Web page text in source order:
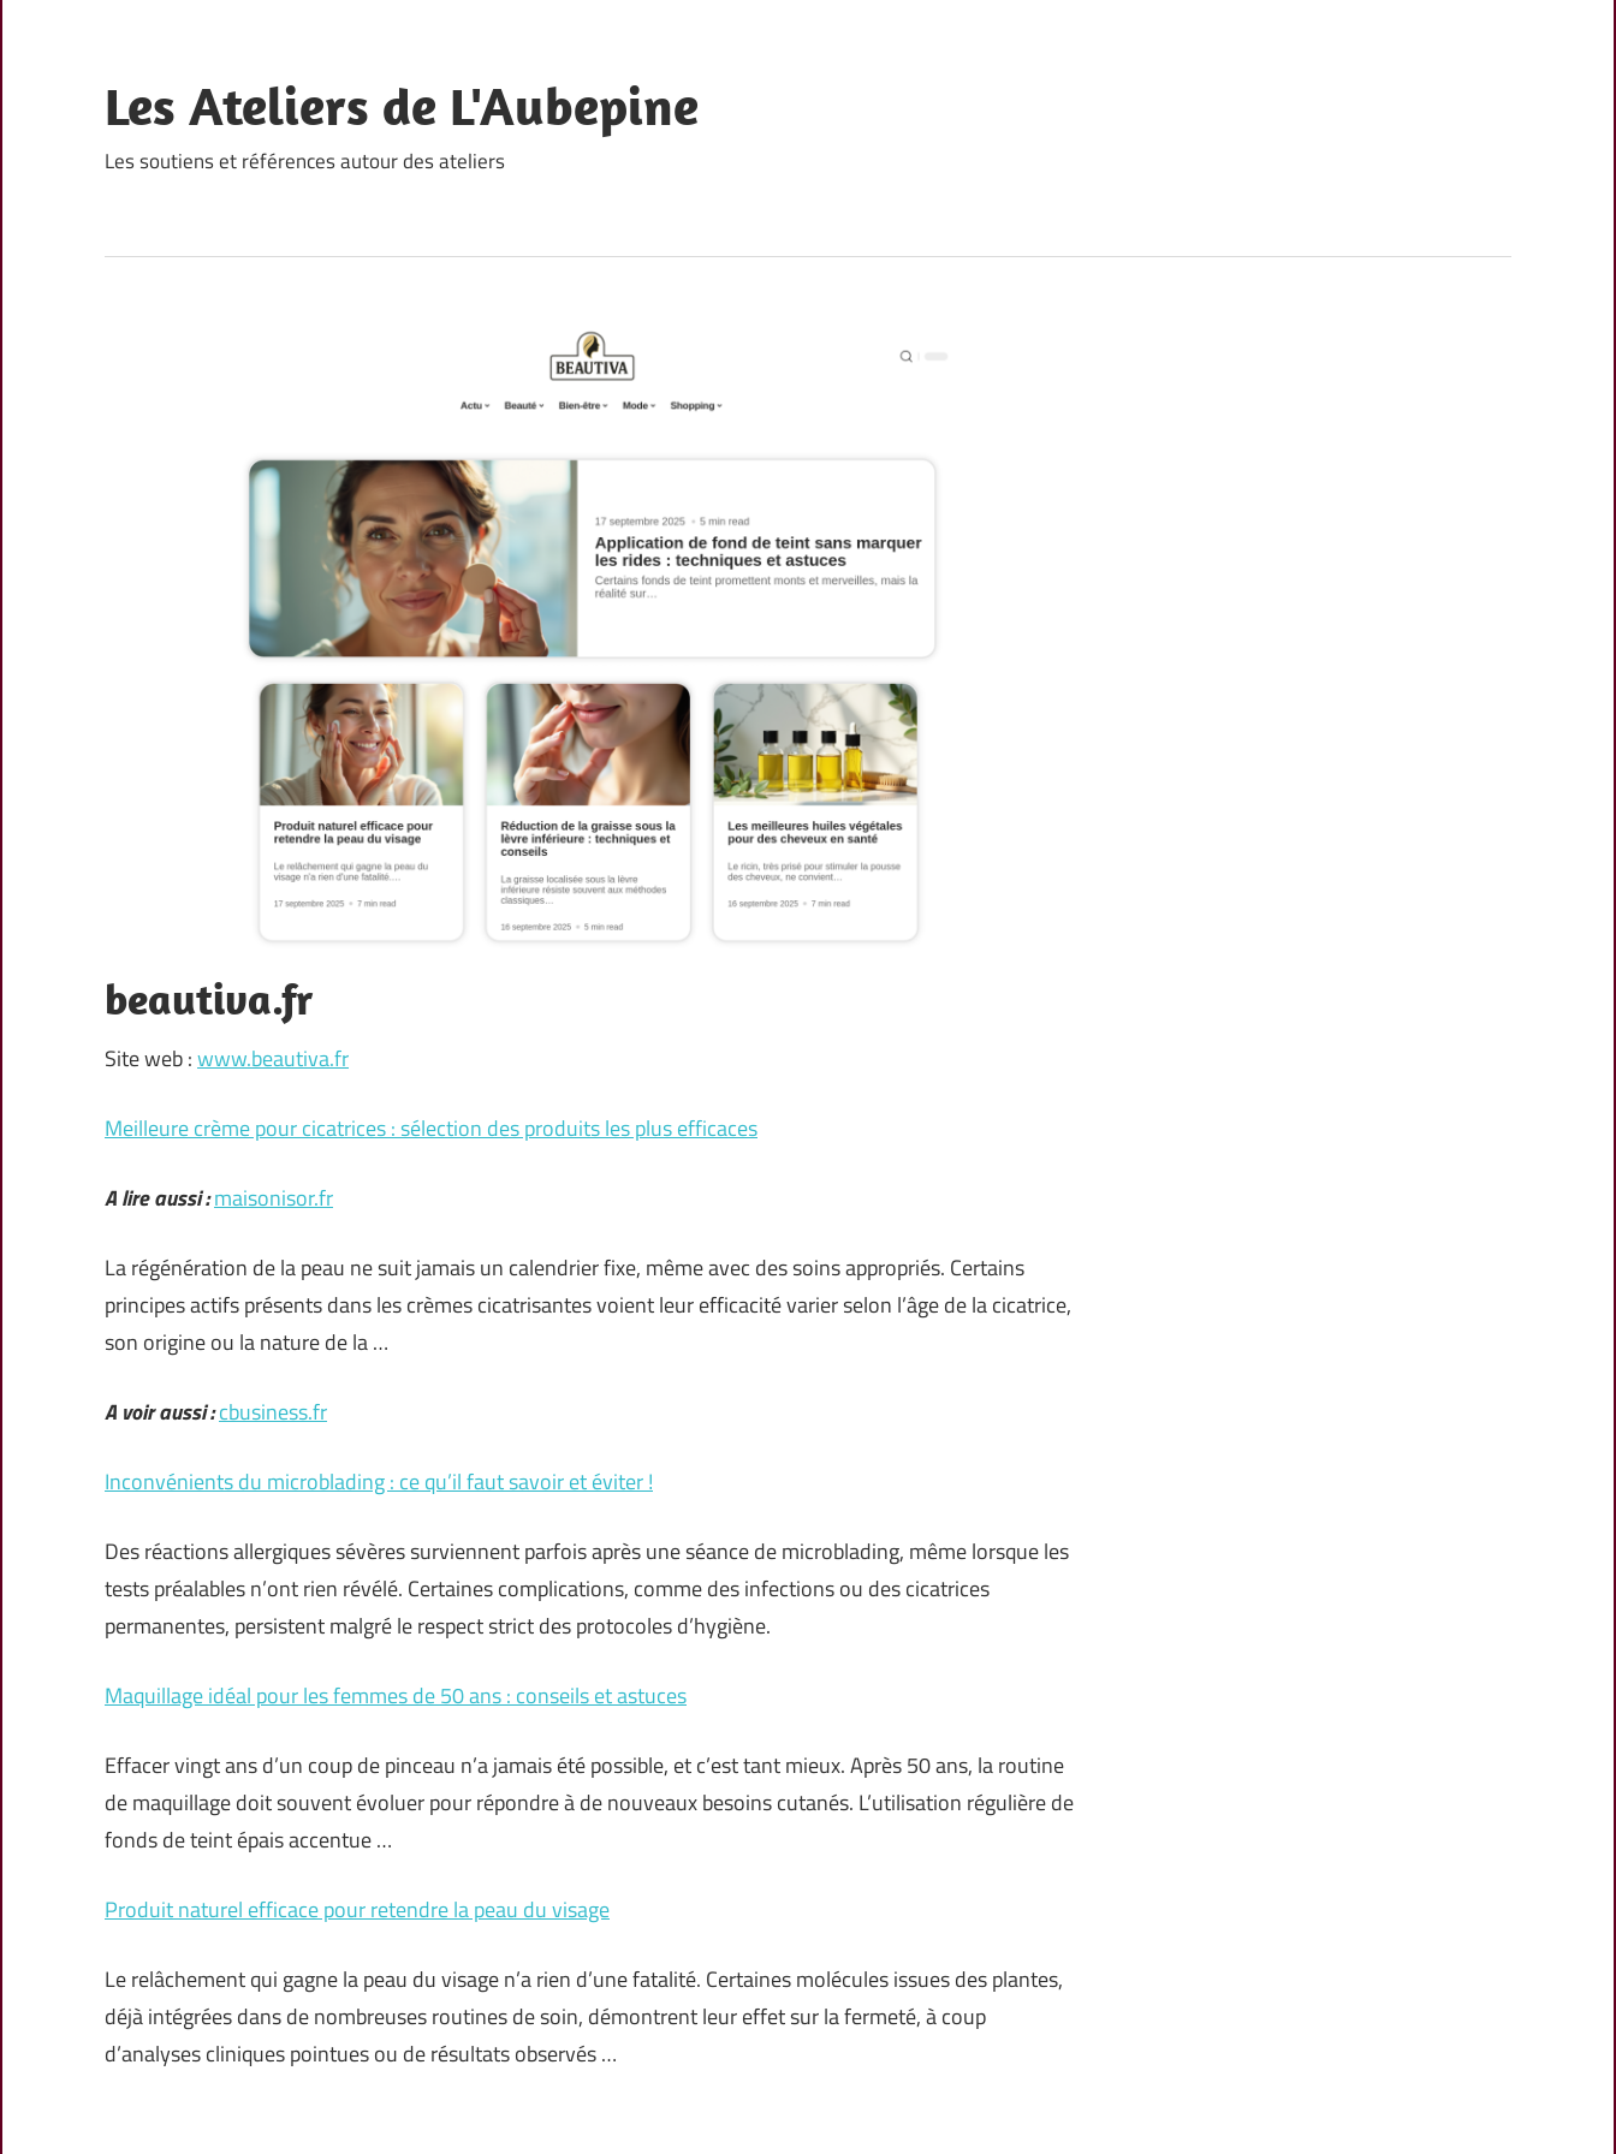
content
Les Ateliers de L'Aubepine
Les soutiens et références autour des ateliers
beautiva.fr
Site web :www.beautiva.fr
Meilleure crème pour cicatrices : sélection des produits les plus efficaces
A lire aussi :maisonisor.fr
La régénération de la peau ne suit jamais un calendrier fixe, même avec des soins appropriés. Certains
principes actifs présents dans les crèmes cicatrisantes voient leur efficacité varier selon l’âge de la cicatrice,
son origine ou la nature de la …
A voir aussi :cbusiness.fr
Inconvénients du microblading : ce qu’il faut savoir et éviter !
Des réactions allergiques sévères surviennent parfois après une séance de microblading, même lorsque les
tests préalables n’ont rien révélé. Certaines complications, comme des infections ou des cicatrices
permanentes, persistent malgré le respect strict des protocoles d’hygiène.
Maquillage idéal pour les femmes de 50 ans : conseils et astuces
Effacer vingt ans d’un coup de pinceau n’a jamais été possible, et c’est tant mieux. Après 50 ans, la routine
de maquillage doit souvent évoluer pour répondre à de nouveaux besoins cutanés. L’utilisation régulière de
fonds de teint épais accentue …
Produit naturel efficace pour retendre la peau du visage
Le relâchement qui gagne la peau du visage n’a rien d’une fatalité. Certaines molécules issues des plantes,
déjà intégrées dans de nombreuses routines de soin, démontrent leur effet sur la fermeté, à coup
d’analyses cliniques pointues ou de résultats observés …